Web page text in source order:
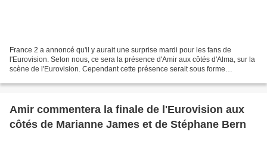
France 2 a annoncé qu'il y aurait une surprise mardi pour les fans de
l'Eurovision. Selon nous, ce sera la présence d'Amir aux côtés d'Alma, sur la
scène de l'Eurovision. Cependant cette présence serait sous forme
Amir commentera la finale de l'Eurovision aux
côtés de Marianne James et de Stéphane Bern